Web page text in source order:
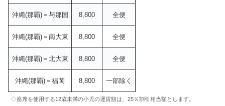
沖縄(那覇)＝与那国 8,800 全便
沖縄(那覇)＝南大東 8,800 全便
沖縄(那覇)＝北大東 8,800 全便
沖縄(那覇)＝福岡 8,800 一部除く
◇座席を使用する12歳未満の小児の運賃額は、25％割引相当額とします。